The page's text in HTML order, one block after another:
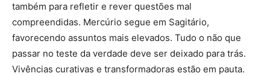
também para refletir e rever questões mal
compreendidas. Mercúrio segue em Sagitário,
favorecendo assuntos mais elevados. Tudo o não que
passar no teste da verdade deve ser deixado para trás.
Vivências curativas e transformadoras estão em pauta.